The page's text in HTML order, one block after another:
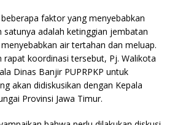
faktor yang menyebabkan
satunya adalah ketinggian jembatan
air tertahan dan meluap.
rapat koordinasi tersebut, Pj. Walikota
Dinas Banjir PUPRPKP untuk
akan didiskusikan dengan Kepala
Provinsi Jawa Timur.